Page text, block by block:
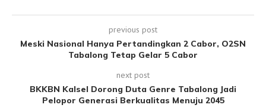
previous post
Meski Nasional Hanya Pertandingkan 2 Cabor, O2SN
Tabalong Tetap Gelar 5 Cabor
next post
BKKBN Kalsel Dorong Duta Genre Tabalong Jadi
Pelopor Generasi Berkualitas Menuju 2045